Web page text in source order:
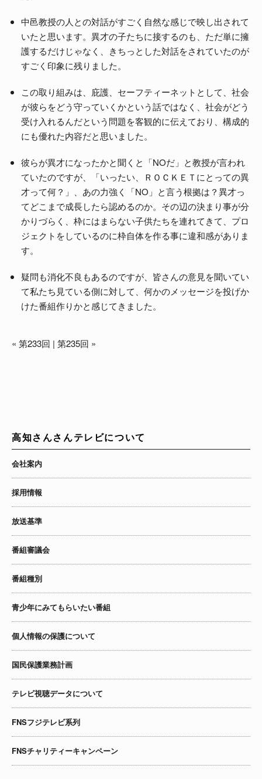
中邑教授の人との対話がすごく自然な感じで映し出されて
いたと思います。異才の子たちに接するのも、ただ単に擁
護するだけじゃなく、きちっとした対話をされていたのが
すごく印象に残りました。
この取り組みは、庇護、セーフティーネットとして、社会
が彼らをどう守っていくかという話ではなく、社会がどう
受け入れるんだという問題を客観的に伝えており、構成的
にも優れた内容だと思いました。
彼らが異才になったかと聞くと「NOだ」と教授が言われ
ていたのですが、「いったい、ＲＯＣＫＥＴにとっての異
才って何？」、あの力強く「NO」と言う根拠は？異才っ
てどこまで成長したら認めるのか。その辺の決まり事が分
かりづらく、枠にはまらない子供たちを連れてきて、プロ
ジェクトをしているのに枠自体を作る事に違和感がありま
す。
疑問も消化不良もあるのですが、皆さんの意見を聞いてい
て私たち見ている側に対して、何かのメッセージを投げか
けた番組作りかと感じてきました。
« 第233回 | 第235回 »
高知さんさんテレビについて
会社案内
採用情報
放送基準
番組審議会
番組種別
青少年にみてもらいたい番組
個人情報の保護について
国民保護業務計画
テレビ視聴データについて
FNSフジテレビ系列
FNSチャリティーキャンペーン